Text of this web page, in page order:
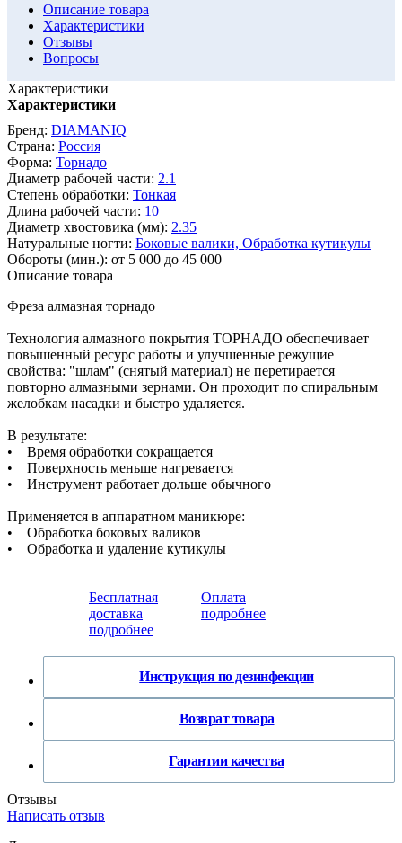
Характеристики
Характеристики
Бренд: DIAMANIQ
Страна: Россия
Форма: Торнадо
Диаметр рабочей части: 2.1
Степень обработки: Тонкая
Длина рабочей части: 10
Диаметр хвостовика (мм): 2.35
Натуральные ногти: Боковые валики, Обработка кутикулы
Обороты (мин.): от 5 000 до 45 000
Описание товара
Характеристики
Отзывы
Вопросы
Описание товара
Фреза алмазная торнадо
Технология алмазного покрытия ТОРНАДО обеспечивает
повышенный ресурс работы и улучшенные режущие
свойства: "шлам" (снятый материал) не перетирается
повторно алмазными зернами. Он проходит по спиральным
желобкам насадки и быстро удаляется.
В результате:
• Время обработки сокращается
• Поверхность меньше нагревается
• Инструмент работает дольше обычного
Применяется в аппаратном маникюре:
• Обработка боковых валиков
• Обработка и удаление кутикулы
Бесплатная
доставка
подробнее
Оплата
подробнее
Инструкция по дезинфекции
Возврат товара
Гарантии качества
Отзывы
Написать отзыв